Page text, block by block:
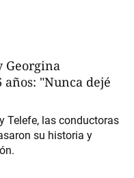
Georgina
"Nunca dejé
Telefe, las conductoras
su historia y